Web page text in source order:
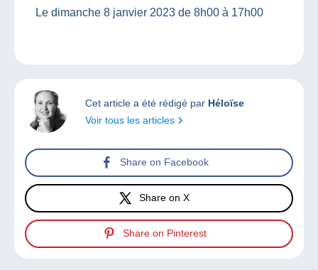
Le dimanche 8 janvier 2023 de 8h00 à 17h00
Cet article a été rédigé par Héloïse
Voir tous les articles
Share on Facebook
Share on X
Share on Pinterest